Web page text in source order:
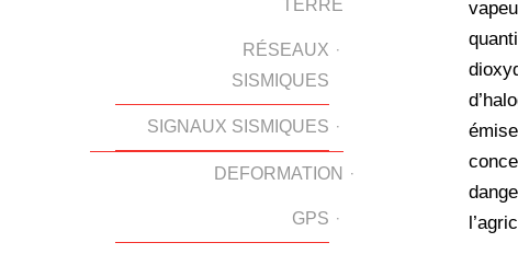
TERRE
RÉSEAUX
SISMIQUES
SIGNAUX SISMIQUES
DEFORMATION
GPS